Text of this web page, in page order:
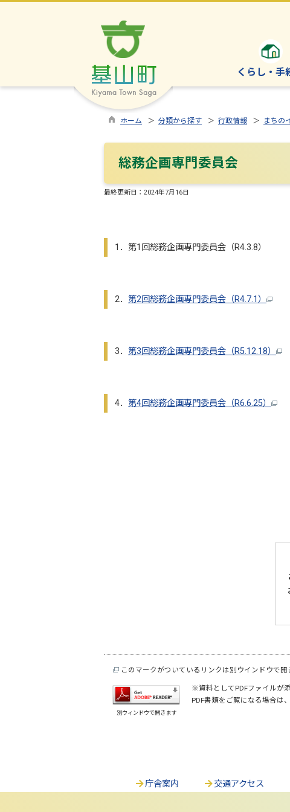
くらし・手
ホーム ＞ 分類から探す ＞ 行政情報 ＞ まちの
総務企画専門委員会
最終更新日： 2024年7月16日
1．第1回総務企画専門委員会（R4.3.8）
2． 第2回総務企画専門委員会（R4.7.1）
3． 第3回総務企画専門委員会（R5.12.18）
4． 第4回総務企画専門委員会（R6.6.25）
このマークがついているリンクは別ウインドウで開
別ウィンドウで開きます
※資料としてPDFファイルが
PDF書類をご覧になる場合は
庁舎案内 交通アクセス